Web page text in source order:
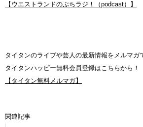
【ウエストランドのぶちラジ！（podcast）】
タイタンのライブや芸人の最新情報をメルマガ
タイタンハッピー無料会員登録はこちらから！
【タイタン無料メルマガ】
関連記事